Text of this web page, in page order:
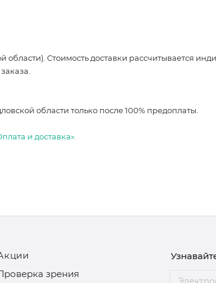
Стоимость доставки рассчитывается
области только после 100% предоплаты.
и доставка».
зрения